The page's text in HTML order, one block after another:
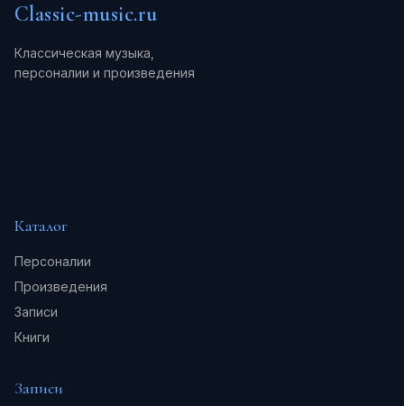
Classic-music.ru
Классическая музыка,
персоналии и произведения
Каталог
Персоналии
Произведения
Записи
Книги
Записи